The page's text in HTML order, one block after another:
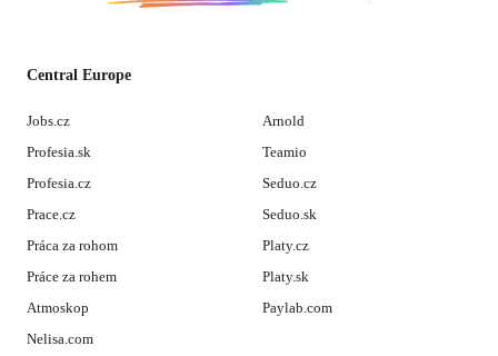
Central Europe
Jobs.cz
Profesia.sk
Profesia.cz
Prace.cz
Práca za rohom
Práce za rohem
Atmoskop
Nelisa.com
Arnold
Teamio
Seduo.cz
Seduo.sk
Platy.cz
Platy.sk
Paylab.com